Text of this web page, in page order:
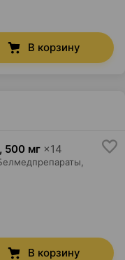
В корзину
, 500 мг ×14
В корзину